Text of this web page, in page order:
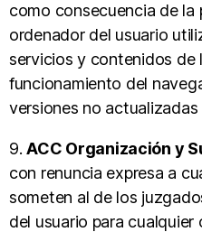
como consecuencia de la
ordenador del usuario
servicios y contenidos de
funcionamiento del
versiones no actualizadas
9.ACC Organización y
con renuncia expresa a
someten al de los
del usuario para